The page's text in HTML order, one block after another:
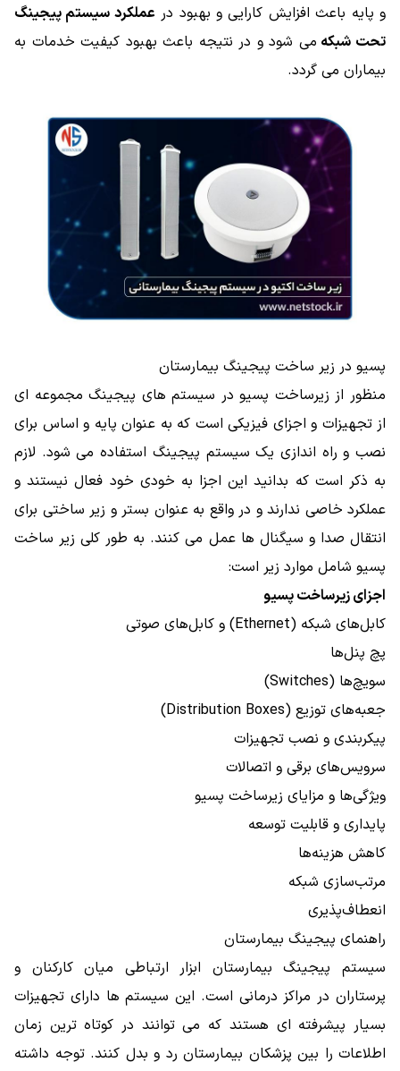
و پایه باعث افزایش کارایی و بهبود در عملکرد سیستم پیجینگ
تحت شبکه می شود و در نتیجه باعث بهبود کیفیت خدمات به
بیماران می گردد.
پسیو در زیر ساخت پیجینگ بیمارستان
منظور از زیرساخت پسیو در سیستم های پیجینگ مجموعه ای
از تجهیزات و اجزای فیزیکی است که به عنوان پایه و اساس برای
نصب و راه اندازی یک سیستم پیجینگ استفاده می شود. لازم
به ذکر است که بدانید این اجزا به خودی خود فعال نیستند و
عملکرد خاصی ندارند و در واقع به عنوان بستر و زیر ساختی برای
انتقال صدا و سیگنال ها عمل می کنند. به طور کلی زیر ساخت
پسیو شامل موارد زیر است:
اجزای زیرساخت پسیو
کابل‌های شبکه (Ethernet) و کابل‌های صوتی
پچ پنل‌ها
سویچ‌ها (Switches)
جعبه‌های توزیع (Distribution Boxes)
پیکربندی و نصب تجهیزات
سرویس‌های برقی و اتصالات
ویژگی‌ها و مزایای زیرساخت پسیو
پایداری و قابلیت توسعه
کاهش هزینه‌ها
مرتب‌سازی شبکه
انعطاف‌پذیری
راهنمای پیجینگ بیمارستان
سیستم پیجینگ بیمارستان ابزار ارتباطی میان کارکنان و
پرستاران در مراکز درمانی است. این سیستم ها دارای تجهیزات
بسیار پیشرفته ای هستند که می توانند در کوتاه ترین زمان
اطلاعات را بین پزشکان بیمارستان رد و بدل کنند. توجه داشته